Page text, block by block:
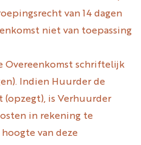
van 14 dagen
niet van toepassing
Overeenkomst schriftelijk
Indien Huurder de
(opzegt), is Verhuurder
in rekening te
van deze